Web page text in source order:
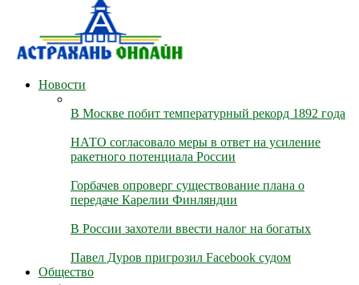
Новости
В Москве побит температурный рекорд 1892 года
НАТО согласовало меры в ответ на усиление
ракетного потенциала России
Горбачев опроверг существование плана о
передаче Карелии Финляндии
В России захотели ввести налог на богатых
Павел Дуров пригрозил Facebook судом
Общество